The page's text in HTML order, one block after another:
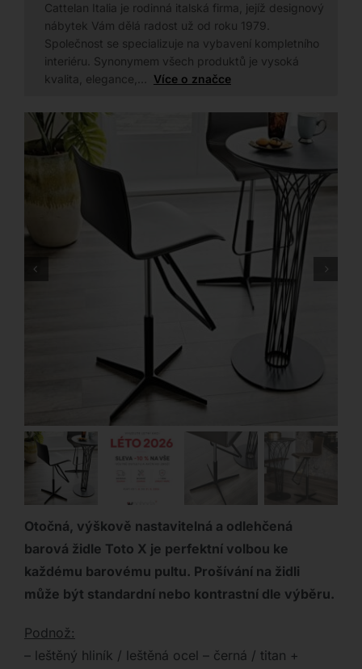
Cattelan Italia je rodinná italská firma, jejíž designový
nábytek Vám dělá radost už od roku 1979.
Společnost se specializuje na vybavení kompletního
interiéru. Synonymem všech produktů je vysoká
kvalita, elegance,… Více o značce
Otočná, výškově nastavitelná a odlehčená
barová židle Toto X je perfektní volbou ke
každému barovému pultu. Prošívání na židli
může být standardní nebo kontrastní dle výběru.
Podnož:
– leštěný hliník / leštěná ocel – černá / titan +